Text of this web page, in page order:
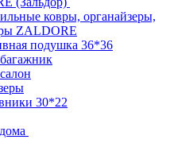
ковры, органайзеры,
ZALDORE
подушка 36*36
30*22